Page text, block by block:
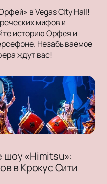
в Vegas City Hall!
мифов и
историю Орфея и
Незабываемое
ждут вас!
шоу «Himitsu»:
в Крокус Сити